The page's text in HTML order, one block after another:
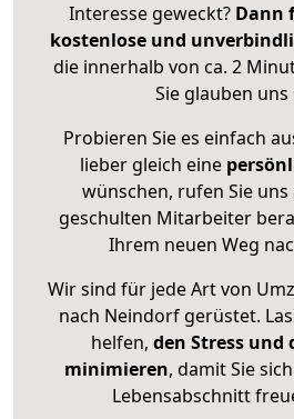
Interesse geweckt? Dann
kostenlose und
die innerhalb von ca. 2
Sie glauben uns
Probieren Sie es einfach
lieber gleich eine
wünschen, rufen Sie
geschulten Mitarbeiter
Ihrem neuen Weg
Wir sind für jede Art von
nach Neindorf gerüstet.
helfen, den Stress und
minimieren, damit Sie
Lebensabschnitt